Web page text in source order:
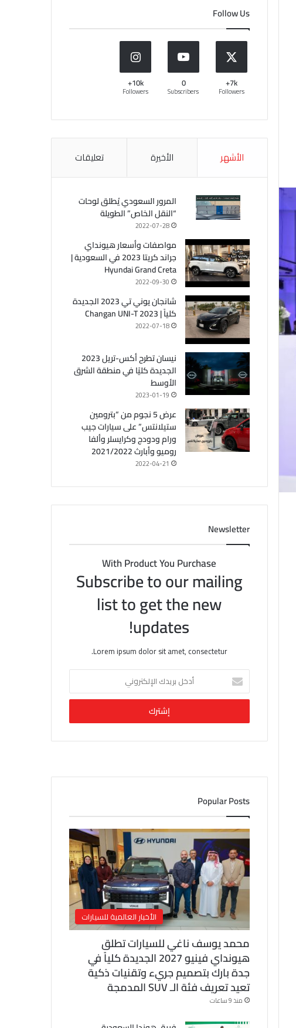
Follow Us
7k+
Followers
0
Subscribers
10k+
Followers
الأشهر الأخيرة تعليقات
المرور السعودي يُطلق لوحات
“النقل الخاص” الطويلة
2022-07-28
مواصفات وأسعار هيونداي
جراند كريتا 2023 في السعودية |
Hyundai Grand Creta
2022-09-30
شانجان يوني تي 2023 الجديدة
كلياً | Changan UNI-T 2023
2022-07-18
نيسان تطرح أكس-تريل 2023
الجديدة كليًا في منطقة الشرق
الأوسط
2023-01-19
عرض 5 نجوم من “بترومين
ستيلانتس” على سيارات جيب
ورام ودودج وكرايسلر وألفا
روميو وأبارث 2021/2022
2022-04-21
Newsletter
With Product You Purchase
Subscribe to our mailing
list to get the new
updates!
Lorem ipsum dolor sit amet, consectetur.
خ
ب
ك
ل
ل
ك
ت
ر
و
Popular Posts
الأخبار العالمية للسيارات
محمد يوسف ناغي للسيارات تطلق
هيونداي فينيو 2027 الجديدة كلياً في
جدة بارك بتصميم جريء وتقنيات ذكية
تعيد تعريف فئة الـ SUV المدمجة
منذ 9 ساعات